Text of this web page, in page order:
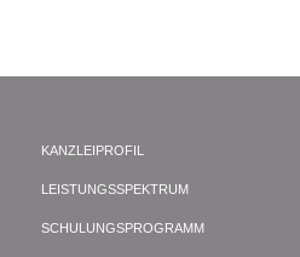
KANZLEIPROFIL
LEISTUNGSSPEKTRUM
SCHULUNGSPROGRAMM